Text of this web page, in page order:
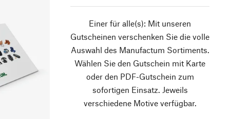
Einer für alle(s): Mit unseren
Gutscheinen verschenken Sie die volle
Auswahl des Manufactum Sortiments.
Wählen Sie den Gutschein mit Karte
oder den PDF-Gutschein zum
sofortigen Einsatz. Jeweils
verschiedene Motive verfügbar.